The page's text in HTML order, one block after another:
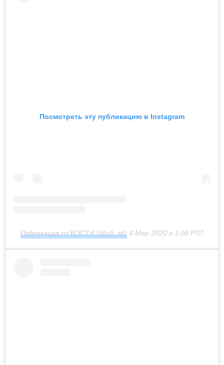
Посмотреть эту публикацию в Instagram
Публикация от КОСТИ (@c0_sti) 4 Мар 2020 в 3:08 PST